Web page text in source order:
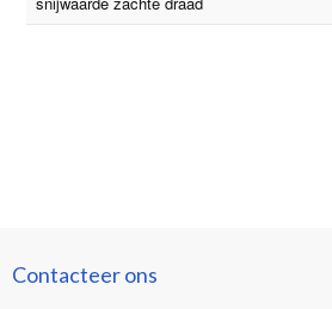
Contacteer ons